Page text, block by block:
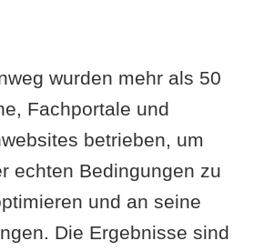
wurden mehr als 50
Fachportale und
betrieben, um
echten Bedingungen zu
und an seine
Die Ergebnisse sind